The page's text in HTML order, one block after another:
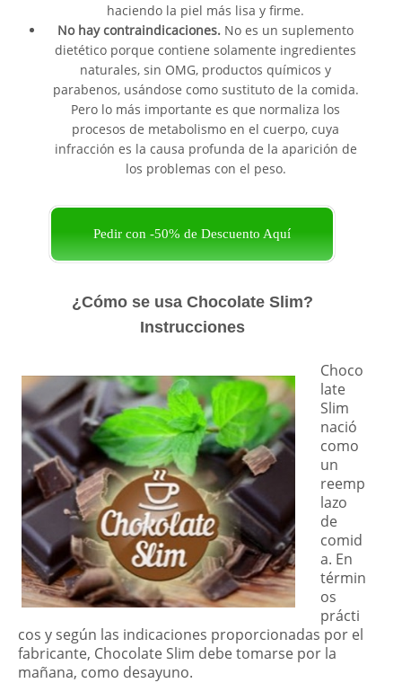
haciendo la piel más lisa y firme.
No hay contraindicaciones. No es un suplemento
dietético porque contiene solamente ingredientes
naturales, sin OMG, productos químicos y
parabenos, usándose como sustituto de la comida.
Pero lo más importante es que normaliza los
procesos de metabolismo en el cuerpo, cuya
infracción es la causa profunda de la aparición de
los problemas con el peso.
Pedir con -50% de Descuento Aquí
¿Cómo se usa Chocolate Slim?
Instrucciones
Choco
late
Slim
nació
como
un
reemp
lazo
de
comid
a. En
términ
os
prácti
cos y según las indicaciones proporcionadas por el
fabricante, Chocolate Slim debe tomarse por la
mañana, como desayuno.